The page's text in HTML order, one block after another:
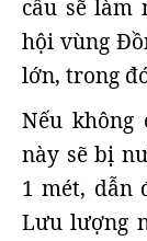
cầu sẽ làm
hội vùng
lớn, trong
Nếu không
này sẽ bị
1 mét, dẫn
Lưu lượng